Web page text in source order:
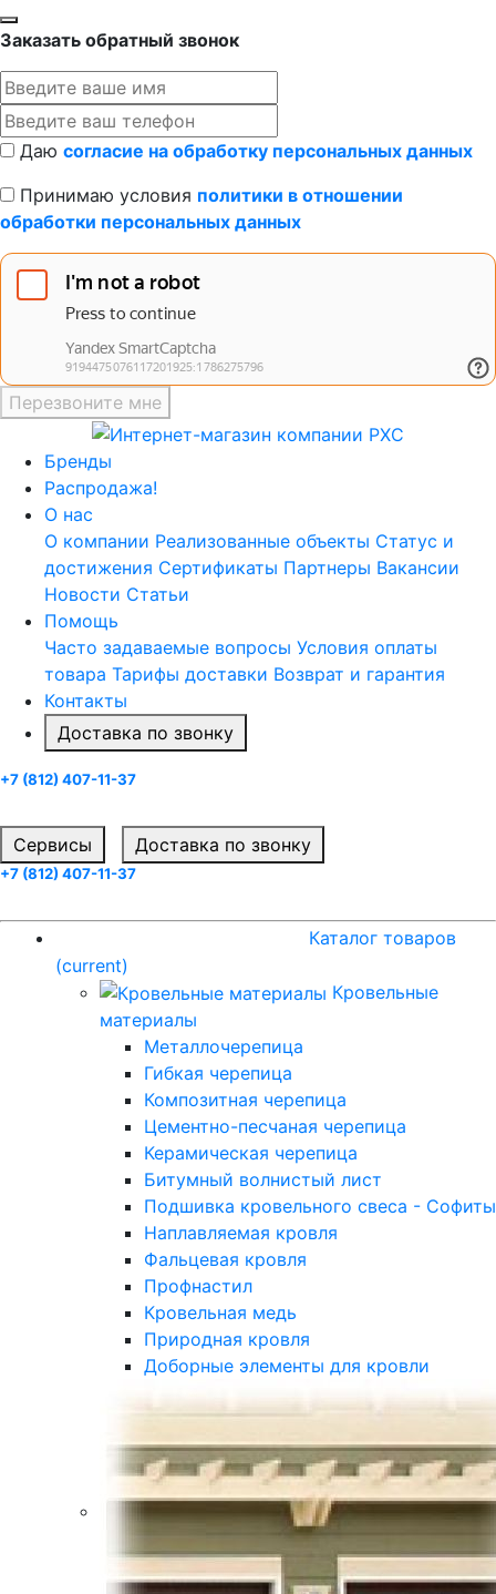
Заказать обратный звонок
Даю согласие на обработку персональных данных
Принимаю условия политики в отношении
обработки персональных данных
Перезвоните мне
Бренды
Распродажа!
О нас
О компании Реализованные объекты Статус и
достижения Сертификаты Партнеры Вакансии
Новости Статьи
Помощь
Часто задаваемые вопросы Условия оплаты
товара Тарифы доставки Возврат и гарантия
Контакты
Доставка по звонку
+7 (812) 407-11-37
Cервисы
Доставка по звонку
+7 (812) 407-11-37
Каталог товаров
(current)
Кровельные
материалы
Металлочерепица
Гибкая черепица
Композитная черепица
Цементно-песчаная черепица
Керамическая черепица
Битумный волнистый лист
Подшивка кровельного свеса - Софиты
Наплавляемая кровля
Фальцевая кровля
Профнастил
Кровельная медь
Природная кровля
Доборные элементы для кровли